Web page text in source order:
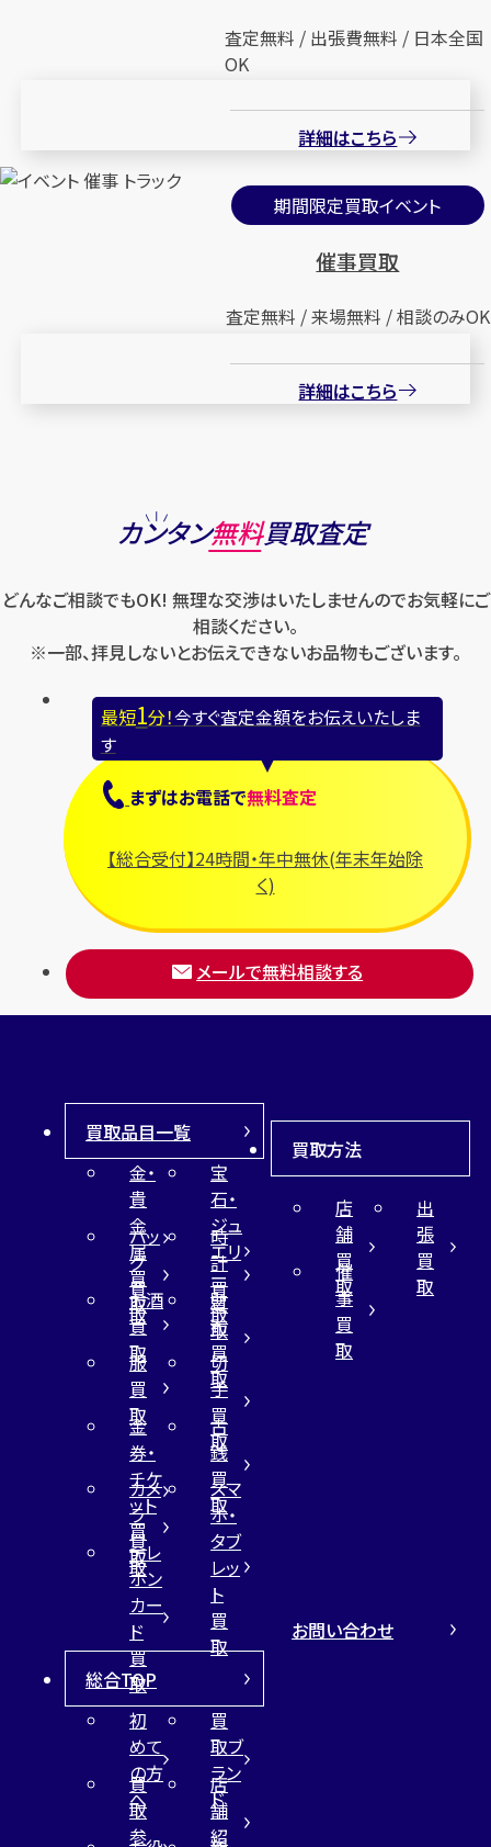
査定無料 / 出張費無料 / 日本全国
OK
詳細はこちら
期間限定買取イベント
催事買取
査定無料 / 来場無料 / 相談のみOK
詳細はこちら
カンタン無料買取査定
どんなご相談でもOK! 無理な交渉はいたしませんのでお気軽にご
相談ください。
※一部、拝見しないとお伝えできないお品物もございます。
最短1分！今すぐ査定金額をお伝えいたしま
す
まずはお電話で無料査定
【総合受付】24時間・年中無休(年末年始除
く)
メールで無料相談する
買取品目一覧
金・
貴
金
属
買
取
宝
石・
ジュ
エリ
ー
買
取
バッ
グ
買
取
時
計
買
取
お酒
買
取
財
布
買
取
服
買
取
切
手
買
取
金
券・
チケ
ット
買
取
古
銭
買
取
カメ
ラ
買
取
スマ
ホ・
タブ
レッ
ト
買
取
テレ
ホン
カー
ド
買
取
買取方法
店
舗
買
取
出
張
買
取
催
事
買
取
総合TOP
初
めて
の方
へ
買
取ブ
ラン
ド
買
取
参
店
舗
紹
お問い合わせ